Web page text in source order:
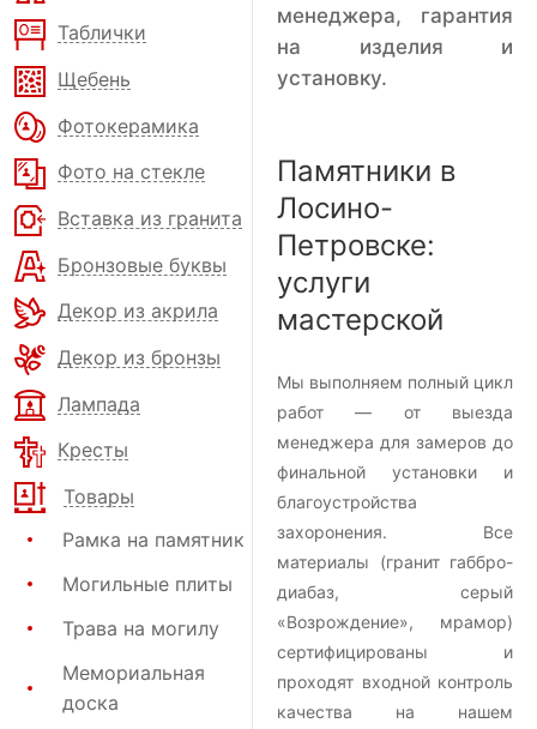
Таблички
Щебень
Фотокерамика
Фото на стекле
Вставка из гранита
Бронзовые буквы
Декор из акрила
Декор из бронзы
Лампада
Кресты
Товары
Рамка на памятник
Могильные плиты
Трава на могилу
Мемориальная
доска
менеджера, гарантия
на изделия и
установку.
Памятники в
Лосино-
Петровске:
услуги
мастерской
Мы выполняем полный цикл
работ — от выезда
менеджера для замеров до
финальной установки и
благоустройства
захоронения. Все
материалы (гранит габбро-
диабаз, серый
«Возрождение», мрамор)
сертифицированы и
проходят входной контроль
качества на нашем